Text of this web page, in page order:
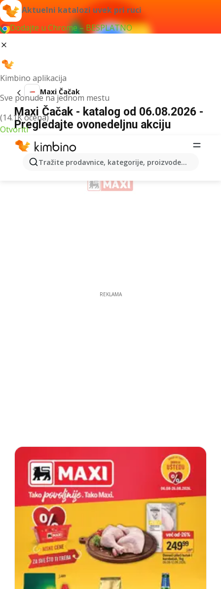
Aktuelni katalozi uvek pri ruci
Dodajte u Chrome – BESPLATNO
Kimbino aplikacija
Sve ponude na jednom mestu
(14.1K ocena)
Otvoriti
Tražite prodavnice, kategorije, proizvode...
Maxi Čačak
Maxi Čačak - katalog od 06.08.2026 -
Pregledajte ovonedeljnu akciju
REKLAMA